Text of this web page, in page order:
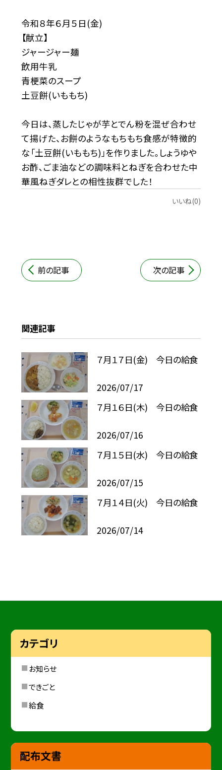
令和８年６月５日(金)
【献立】
ジャージャー麺
飲用牛乳
青梗菜のスープ
土豆餅(いももち)
今日は、蒸したじゃが芋とでん粉を混ぜ合わせ
て揚げた、お餅のようなもちもち食感が特徴的
な「土豆餅(いももち)」を作りました。しょうゆや
お酢、ごま油などの調味料とねぎを合わせた中
華風ねぎダレとの相性抜群でした！
いいね(0)
前の記事 次の記事
関連記事
７月１７日(金) 今日の給食
2026/07/17
７月１６日(木) 今日の給食
2026/07/16
７月１５日(水) 今日の給食
2026/07/15
７月１４日(火) 今日の給食
2026/07/14
カテゴリ
お知らせ
できごと
給食
配布文書